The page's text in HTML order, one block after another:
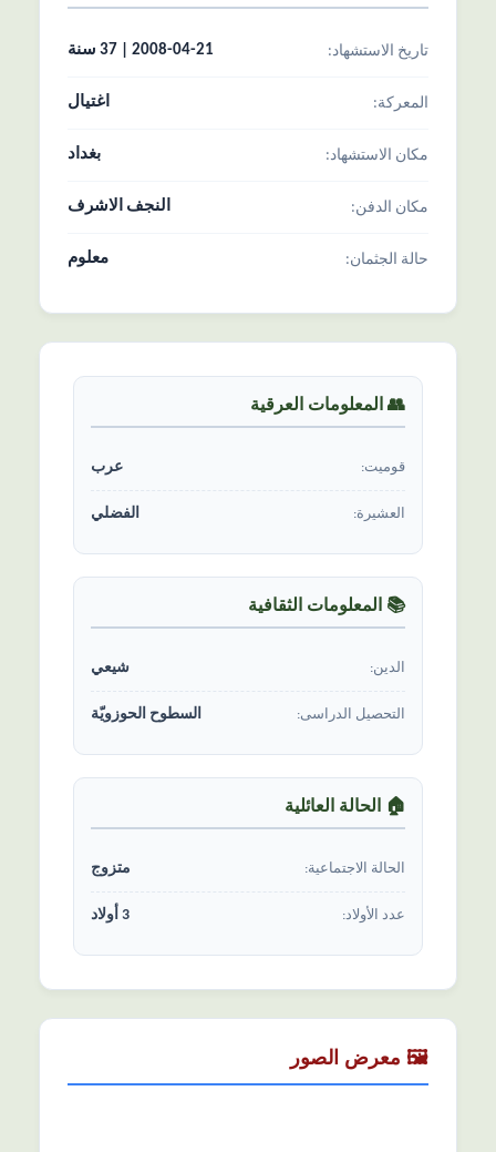
تاریخ الاستشهاد: 2008-04-21 | 37 سنة
المعرکة: اغتيال
مکان الاستشهاد: بغداد
مکان الدفن: النجف الاشرف
حالة الجثمان: معلوم
👥 المعلومات العرقیة
قومیت: عرب
العشیرة: الفضلي
📚 المعلومات الثقافیة
الدين: شیعي
التحصیل الدراسی: السطوح الحوزویّة
🏠 الحالة العائلیة
الحالة الاجتماعیة: متزوج
عدد الأولاد: 3 أولاد
🖼️ معرض الصور